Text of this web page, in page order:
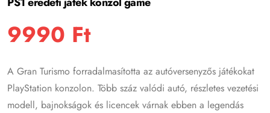
9990 Ft
A Gran Turismo forradalmasította az autóversenyzős játékokat
PlayStation konzolon. Több száz valódi autó, részletes vezetési
modell, bajnokságok és licencek várnak ebben a legendás